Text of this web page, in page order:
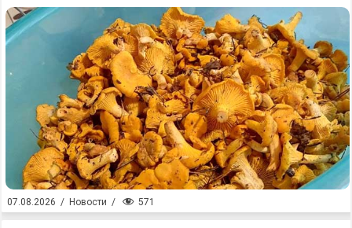
07.08.2026 / Новости / 571